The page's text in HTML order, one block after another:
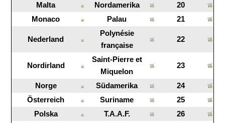
Malta
Nordamerika
20
Monaco
Palau 21
Nederland
Polynésie
française
22
Nordirland
Saint-Pierre et
Miquelon
23
Norge Südamerika
24
Österreich
Suriname
25
Polska
T.A.A.F.
26